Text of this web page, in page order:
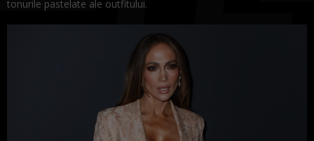
tonurile pastelate ale outfitului.